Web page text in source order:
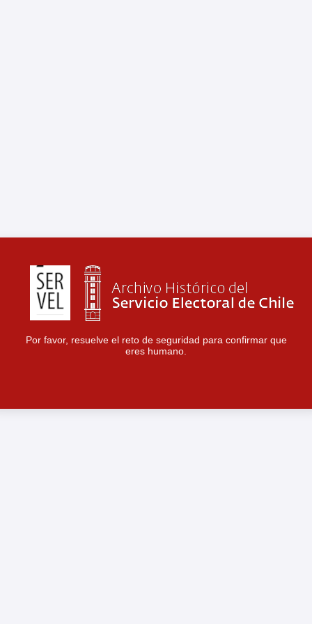
Por favor, resuelve el reto de seguridad para confirmar que
eres humano.